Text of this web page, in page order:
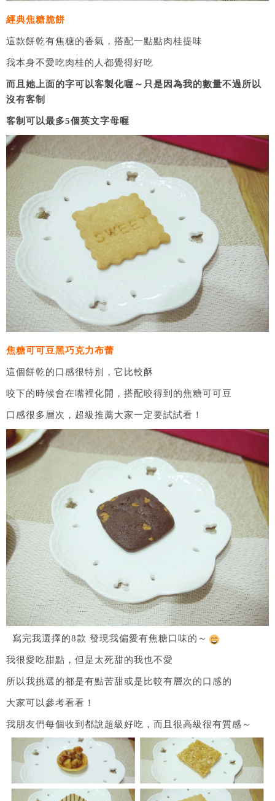
經典焦糖脆餅
這款餅乾有焦糖的香氣，搭配一點點肉桂提味
我本身不愛吃肉桂的人都覺得好吃
而且她上面的字可以客製化喔～只是因為我的數量不過所以
沒有客制
客制可以最多5個英文字母喔
焦糖可可豆黑巧克力布蕾
這個餅乾的口感很特別，它比較酥
咬下的時候會在嘴裡化開，搭配咬得到的焦糖可可豆
口感很多層次，超級推薦大家一定要試試看！
寫完我選擇的8款 發現我偏愛有焦糖口味的～
我很愛吃甜點，但是太死甜的我也不愛
所以我挑選的都是有點苦甜或是比較有層次的口感的
大家可以參考看看！
我朋友們每個收到都說超級好吃，而且很高級很有質感～